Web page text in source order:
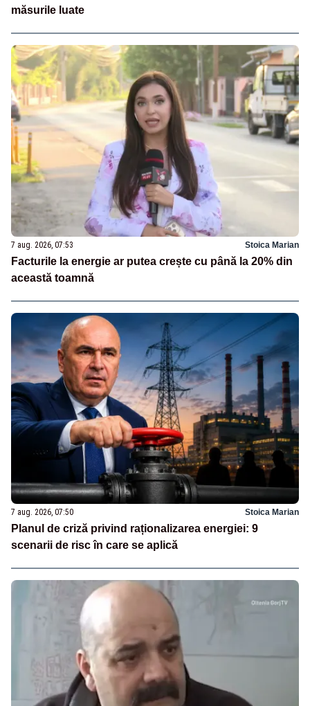
măsurile luate
7 aug. 2026, 07:53 Stoica Marian
Facturile la energie ar putea crește cu până la 20% din
această toamnă
7 aug. 2026, 07:50 Stoica Marian
Planul de criză privind raționalizarea energiei: 9
scenarii de risc în care se aplică